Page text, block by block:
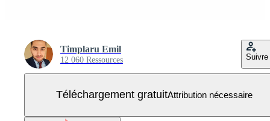
Timplaru Emil
12 060 Ressources Suivre
Téléchargement gratuitAttribution nécessaire